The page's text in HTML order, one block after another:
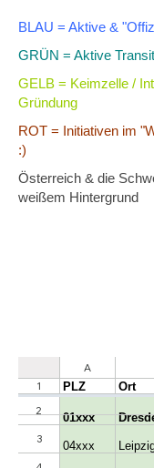
BLAU = Aktive &
GRÜN = Aktive
GELB = Keimzelle /
Gründung
ROT = Initiativen im
:)
Österreich & die
weißem Hintergrund